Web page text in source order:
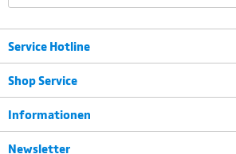
Service Hotline
Shop Service
Informationen
Newsletter